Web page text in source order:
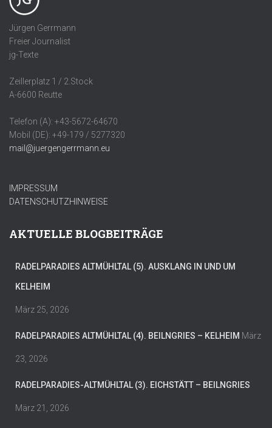
Jürgen Gerrmann
Freier Journalist
jg-Texte
Zeillerplatz 1 / 2.Stock
A-6600 Reutte
Telefon (A): +43-5672-64670
Mobil (DE): +49-179 / 5277320
mail@juergengerrmann.eu
IMPRESSUM
DATENSCHUTZHINWEISE
AKTUELLE BLOGBEITRÄGE
RADELPARADIES ALTMÜHLTAL (5). AUSKLANG IN UND UM
KELHEIM
März 25, 2026
RADELPARADIES ALTMÜHLTAL (4). BEILNGRIES – KELHEIM März
23, 2026
RADELPARADIES-ALTMÜHLTAL (3). EICHSTÄTT – BEILNGRIES
März 21, 2026